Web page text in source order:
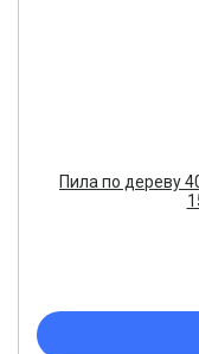
Пила по дереву